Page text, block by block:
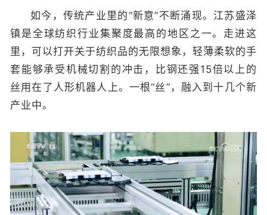
如今，传统产业里的“新意”不断涌现。江苏盛泽
镇是全球纺织行业集聚度最高的地区之一。走进这
里，可以打开关于纺织品的无限想象，轻薄柔软的手
套能够承受机械切割的冲击，比钢还强15倍以上的
丝用在了人形机器人上。一根“丝”，融入到十几个新
产业中。